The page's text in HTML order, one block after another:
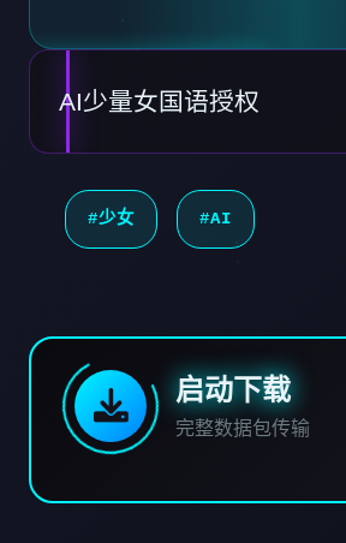
AI少量女国语授权
#少女 #AI
启动下载
完整数据包传输